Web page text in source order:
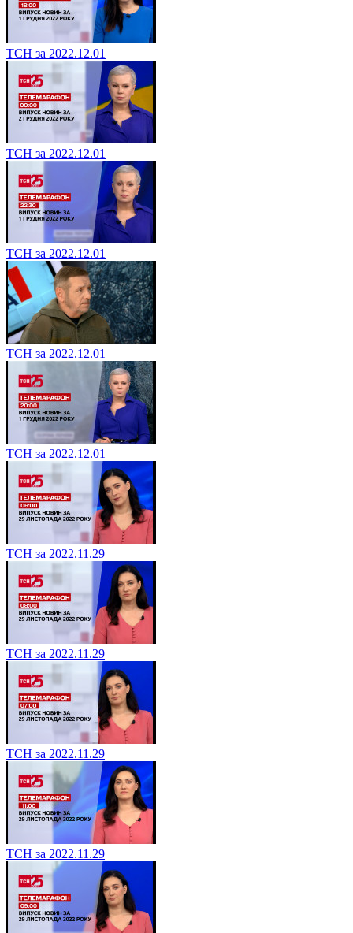
ТСН за 2022.12.01
ТСН за 2022.12.01
ТСН за 2022.12.01
ТСН за 2022.12.01
ТСН за 2022.12.01
ТСН за 2022.11.29
ТСН за 2022.11.29
ТСН за 2022.11.29
ТСН за 2022.11.29